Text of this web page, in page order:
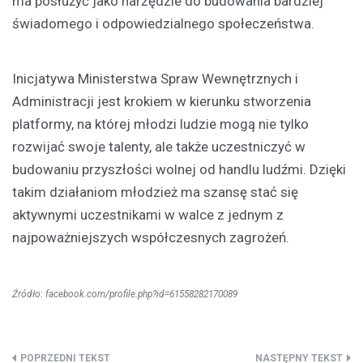
świadomego i odpowiedzialnego społeczeństwa.
Inicjatywa Ministerstwa Spraw Wewnętrznych i
Administracji jest krokiem w kierunku stworzenia
platformy, na której młodzi ludzie mogą nie tylko
rozwijać swoje talenty, ale także uczestniczyć w
budowaniu przyszłości wolnej od handlu ludźmi. Dzięki
takim działaniom młodzież ma szansę stać się
aktywnymi uczestnikami w walce z jednym z
najpoważniejszych współczesnych zagrożeń.
Źródło: facebook.com/profile.php?id=61558282170089